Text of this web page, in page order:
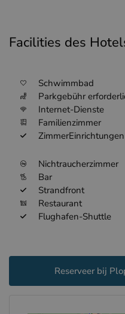
Facilities des
Schwimmbad
Parkgebühr
Internet-Dienste
Familienzimmer
Nichtraucherzimmer
Bar
Strandfront
Restaurant
Flughafen-Shuttle
Reserveer bij